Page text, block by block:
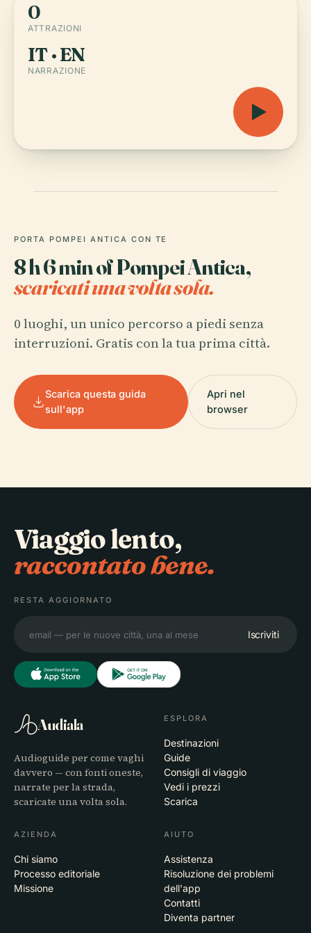
0
ATTRAZIONI
IT · EN
NARRAZIONE
PORTA POMPEI ANTICA CON TE
8 h 6 min of Pompei Antica,
scaricati una volta sola.
0 luoghi, un unico percorso a piedi senza
interruzioni. Gratis con la tua prima città.
Scarica questa guida
sull'app
Apri nel
browser
Viaggio lento,
raccontato bene.
RESTA AGGIORNATO
Iscriviti
Audiala
Audioguide per come vaghi
davvero — con fonti oneste,
narrate per la strada,
scaricate una volta sola.
ESPLORA
Destinazioni
Guide
Consigli di viaggio
Vedi i prezzi
Scarica
AZIENDA
Chi siamo
Processo editoriale
Missione
AIUTO
Assistenza
Risoluzione dei problemi
dell'app
Contatti
Diventa partner